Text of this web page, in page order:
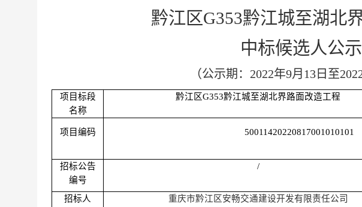
黔江区G353黔江城至湖北
中标候选人公
（公示期： 2022年9月 13 日至
项目标段
名称
黔江区G353黔江城至湖北界路面改造工程
项目编码 50011420220817001010101
招标公告
编号
/
招标人 重庆市黔江区安畅交通建设开发有限责任公司